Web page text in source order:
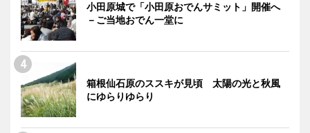
小田原城で「小田原おでんサミット」開催へ
－ご当地おでん一堂に
箱根仙石原のススキが見頃 太陽の光と秋風
にゆらりゆらり